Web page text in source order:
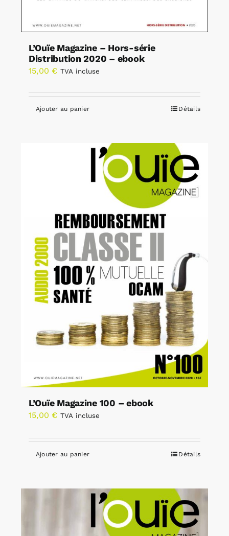
L’Ouïe Magazine – Hors-série
Distribution 2020 – ebook
15,00 € TVA incluse
Ajouter au panier Détails
L’Ouïe Magazine 100 – ebook
15,00 € TVA incluse
Ajouter au panier Détails